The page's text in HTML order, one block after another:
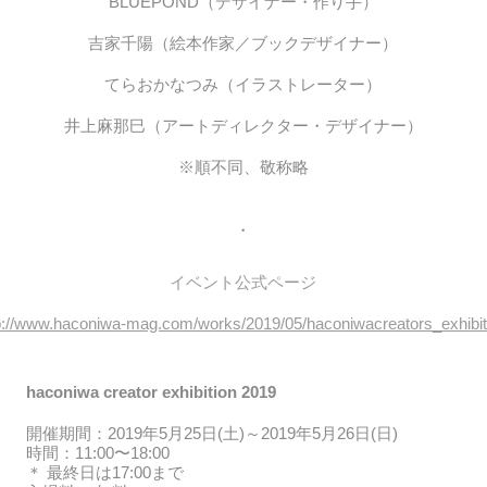
吉家千陽（絵本作家／ブックデザイナー）
てらおかなつみ（イラストレーター）
井上麻那巳（アートディレクター・デザイナー）
※順不同、敬称略
・
イベント公式ページ
www.haconiwa-mag.com/works/2019/05/
haconiwa creator exhibition 2019
開催期間：2019年5月25日(土)～2019年5月26日(日)
時間：11:00〜18:00
＊ 最終日は17:00まで